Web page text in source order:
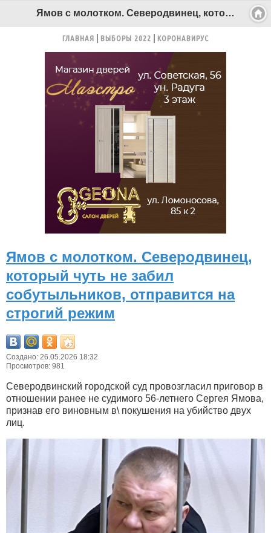
Ямов с молотком. Северодвинец, который чуть не забил собутыльников, отправится на строгий режим - Беломорканал Северодвинск tv29.ru
ГЛАВНАЯ ВЫБОРЫ 2022 КОРОНАВИРУС
Ямов с молотком. Северодвинец,
который чуть не забил
собутыльников, отправится на
строгий режим
Создано: 26.05.2026 18:32
Просмотров: 981
Северодвинский городской суд провозгласил приговор в
отношении ранее не судимого 56-летнего Сергея Ямова,
признав его виновным в\ покушения на убийство двух
лиц.